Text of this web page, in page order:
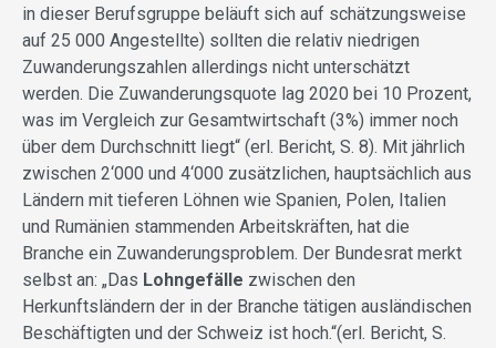
in dieser Berufsgruppe beläuft sich auf schätzungsweise
auf 25 000 Angestellte) sollten die relativ niedrigen
Zuwanderungszahlen allerdings nicht unterschätzt
werden. Die Zuwanderungsquote lag 2020 bei 10 Prozent,
was im Vergleich zur Gesamtwirtschaft (3%) immer noch
über dem Durchschnitt liegt“ (erl. Bericht, S. 8). Mit jährlich
zwischen 2‘000 und 4‘000 zusätzlichen, hauptsächlich aus
Ländern mit tieferen Löhnen wie Spanien, Polen, Italien
und Rumänien stammenden Arbeitskräften, hat die
Branche ein Zuwanderungsproblem. Der Bundesrat merkt
selbst an: „Das Lohngefälle zwischen den
Herkunftsländern der in der Branche tätigen ausländischen
Beschäftigten und der Schweiz ist hoch.“(erl. Bericht, S.